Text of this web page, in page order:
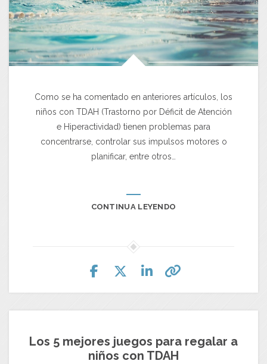
Como se ha comentado en anteriores artículos, los
niños con TDAH (Trastorno por Déficit de Atención
e Hiperactividad) tienen problemas para
concentrarse, controlar sus impulsos motores o
planificar, entre otros…
CONTINUA LEYENDO
Los 5 mejores juegos para regalar a
niños con TDAH